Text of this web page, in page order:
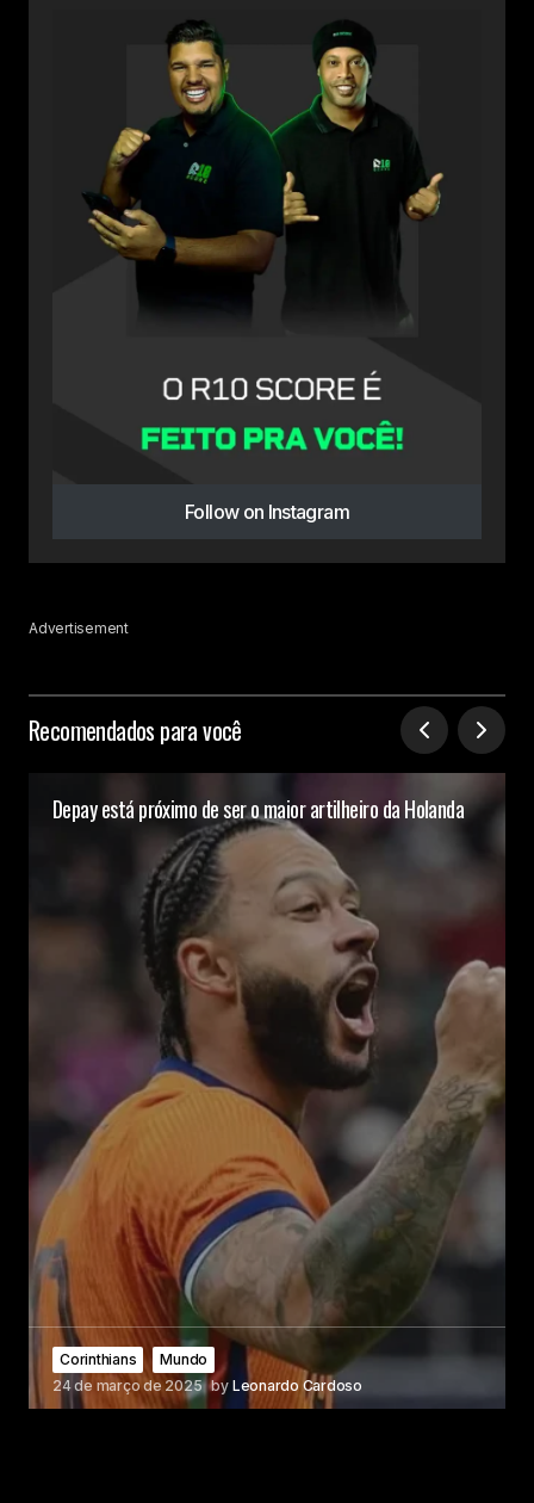
Follow on Instagram
Advertisement
Recomendados para você
Depay está próximo de ser o maior artilheiro da Holanda
Corinthians
Mundo
24 de março de 2025 by Leonardo Cardoso